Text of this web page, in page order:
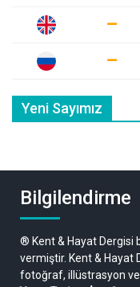
Yeni Sayımız
Bilgilendirme
® Kent & Hayat Dergisi
vermiştir. Kent & Hayat
fotoğraf, illüstrasyon